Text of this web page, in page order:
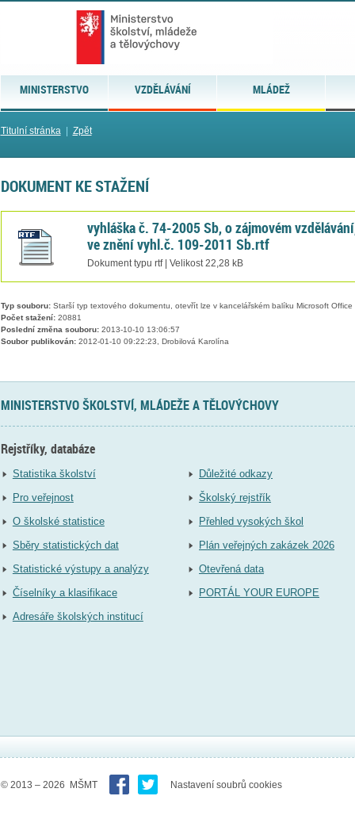
MINISTERSTVO VZDĚLÁVÁNÍ MLÁDEŽ
Titulní stránka| Zpět
DOKUMENT KE STAŽENÍ
vyhláška č. 74-2005 Sb, o zájmovém
ve znění vyhl.č. 109-2011 Sb.rtf
Dokument typu rtf | Velikost 22,28 kB
Typ souboru:Starší typ textového dokumentu, otevřít lze v kancelářském balíku Microsoft Office
Počet stažení:20881
Poslední změna souboru:2013-10-10 13:06:57
Soubor publikován:2012-01-10 09:22:23, Drobilová Karolína
MINISTERSTVO ŠKOLSTVÍ, MLÁDEŽE A TĚLOVÝCHOVY
Rejstříky, databáze
Statistika školství
Pro veřejnost
O školské statistice
Sběry statistických dat
Statistické výstupy a analýzy
Číselníky a klasifikace
Adresáře školských institucí
Důležité odkazy
Školský rejstřík
Přehled vysokých škol
Plán veřejných zakázek 2026
Otevřená data
PORTÁL YOUR EUROPE
© 2013 – 2026 MŠMT Nastavení soubrů cookies